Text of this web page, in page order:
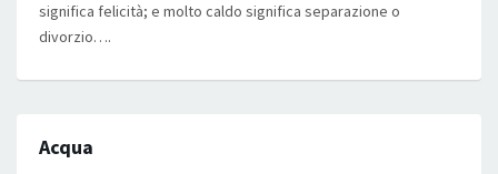
significa felicità; e molto caldo significa separazione o
divorzio….
Acqua